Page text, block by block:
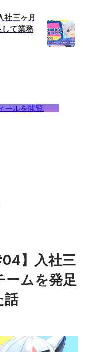
社三ヶ月
て業務
ールを閲覧
】入社三
ームを発足
話